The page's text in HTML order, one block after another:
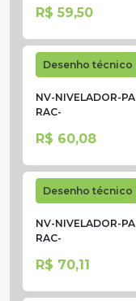
R$ 59,50
Desenho técnico
NV-NIVELADOR-
RAC-
R$ 60,08
Desenho técnico
NV-NIVELADOR-
RAC-
R$ 70,11